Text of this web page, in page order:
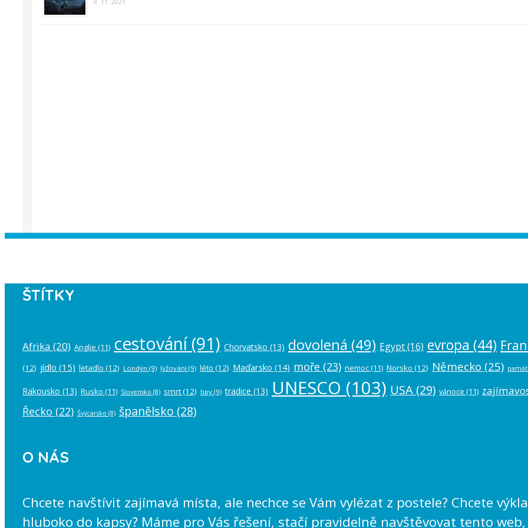
ŠTÍTKY
Afrika (20) Anglie (11) cestování(91) Chorvatsko (13) dovolená (49) Egypt(16) evropa (44)
(12) jídlo (15) letadlo (12) Londýn (9) lyžování (9) léto (12) Maďarsko (14) moře (23) nemoc(11) Norsko (12) Německo (25)
Rakousko (13) Rusko (11) Slovensko (8) smrt(12) tipy (9) tradice (13) UNESCO (103) USA (29) vánoce (11)
Řecko (22) Švýcarsko (8) španělsko (28)
O NÁS
Chcete navštívit zajímavá místa, ale nechce se Vám vylézat z postele? Chcete
hluboko do kapsy? Máme pro Vás řešení, stačí pravidelně navštěvovat tento